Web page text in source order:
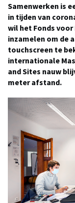
Samenwerken is
in tijden van
wil het Fonds
inzamelen om de
touchscreen te
internationale
and Sites nauw
meter afstand.